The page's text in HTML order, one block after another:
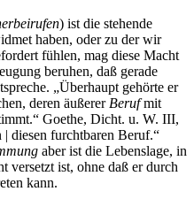
) ist die stehende
haben, oder zu der wir
fühlen, mag diese Macht
beruhen, daß gerade
„Überhaupt gehörte er
deren äußerer Berufmit
Goethe, Dicht. u. W. III,
diesen furchtbaren Beruf.“
aber ist die Lebenslage, in
versetzt ist, ohne daß er durch
kann.